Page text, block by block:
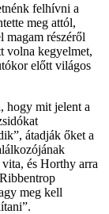
felhívni a
meg attól,
magam részéről
volna kegyelmet,
előtt világos
hogy mit jelent a
átadják őket a
és Horthy arra
meg kell